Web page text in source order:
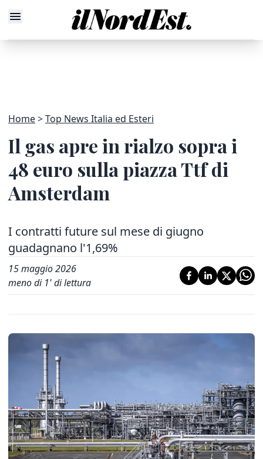
Home Top News Italia ed Esteri
Il gas apre in rialzo sopra i
48 euro sulla piazza Ttf di
Amsterdam
I contratti future sul mese di giugno
guadagnano l'1,69%
15 maggio 2026
meno di 1' di lettura